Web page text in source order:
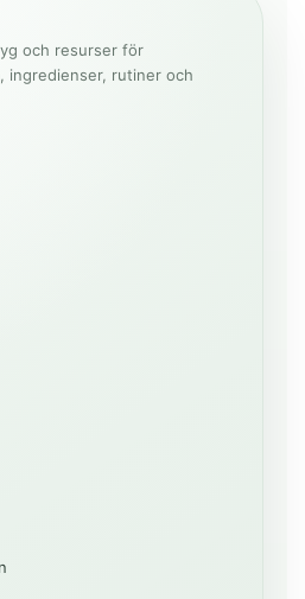
och resurser för
ingredienser, rutiner och